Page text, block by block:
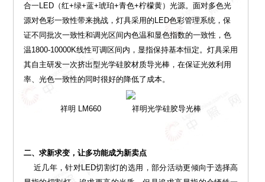
合一LED（红+绿+蓝+琥珀+青色+柠檬黄）光源。面对多色光
源对色彩一致性带来挑战，灯具采用的LED色彩管理系统，保
证不同批次一致性和调光区间内色温和显色指数的一致性，色
温1800-10000K线性可调区间内，显指保持基本恒定。灯具采用
其自主研发一次挤出型光学硅胶材质导光棒，在保证光效利用
率、光色一致性的同时很好的降低了成本。
祥明 LM660 祥明光学硅胶导光棒
二、求新求变，让多功能成为新卖点
近几年，针对LED切割灯的选用，部分活动更倾向于选择高